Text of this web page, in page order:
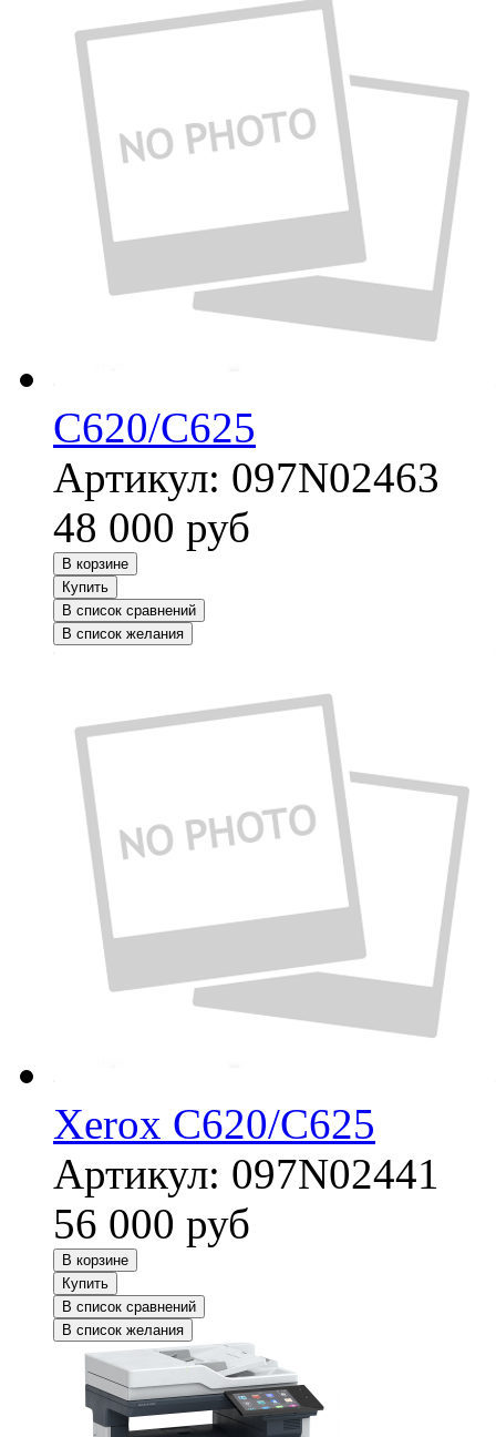
C620/C625
Артикул: 097N02463
48 000 руб
В корзине
Купить
В список сравнений
В список желания
Xerox C620/C625
Артикул: 097N02441
56 000 руб
В корзине
Купить
В список сравнений
В список желания